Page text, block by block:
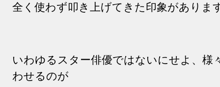
全く使わず叩き上げてきた印象がありま
いわゆるスター俳優ではないにせよ、様
わせるのが